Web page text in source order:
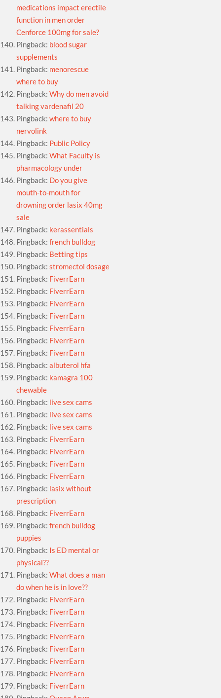
medications impact erectile
function in men order
Cenforce 100mg for sale?
Pingback: blood sugar
supplements
Pingback: menorescue
where to buy
Pingback:Why do men avoid
talking vardenafil 20
Pingback:where to buy
nervolink
Pingback: Public Policy
Pingback:What Faculty is
pharmacology under
Pingback: Do you give
mouth-to-mouth for
drowning order lasix 40mg
sale
Pingback: kerassentials
Pingback:french bulldog
Pingback: Betting tips
Pingback:stromectol dosage
Pingback: FiverrEarn
Pingback: FiverrEarn
Pingback: FiverrEarn
Pingback: FiverrEarn
Pingback: FiverrEarn
Pingback: FiverrEarn
Pingback: FiverrEarn
Pingback:albuterol hfa
Pingback: kamagra 100
chewable
Pingback: live sex cams
Pingback: live sex cams
Pingback: live sex cams
Pingback: FiverrEarn
Pingback: FiverrEarn
Pingback: FiverrEarn
Pingback: FiverrEarn
Pingback: lasix without
prescription
Pingback: FiverrEarn
Pingback:french bulldog
puppies
Pingback: Is ED mental or
physical??
Pingback:What does a man
do when he is in love??
Pingback: FiverrEarn
Pingback: FiverrEarn
Pingback: FiverrEarn
Pingback: FiverrEarn
Pingback: FiverrEarn
Pingback: FiverrEarn
Pingback: FiverrEarn
Pingback: FiverrEarn